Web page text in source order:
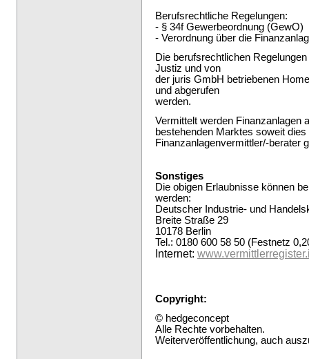
Berufsrechtliche Regelungen:
- § 34f Gewerbeordnung (GewO)
- Verordnung über die
Die berufsrechtlichen
Justiz und von
der juris GmbH betriebenen
und abgerufen
werden.
Vermittelt werden Finanzanlagen
bestehenden Marktes soweit
Finanzanlagenvermittler/-berater
Sonstiges
Die obigen Erlaubnisse können
werden:
Deutscher Industrie- und
Breite Straße 29
10178 Berlin
Tel.: 0180 600 58 50 (Festnetz
Internet:
Copyright:
© hedgeconcept
Alle Rechte vorbehalten.
Weiterveröffentlichung, auch